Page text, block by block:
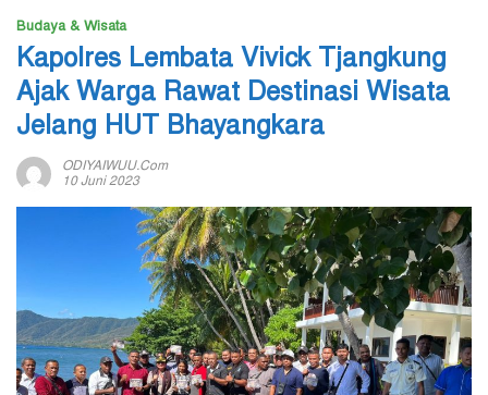
Budaya & Wisata
Kapolres Lembata Vivick Tjangkung
Ajak Warga Rawat Destinasi Wisata
Jelang HUT Bhayangkara
ODIYAIWUU.com
10 Juni 2023